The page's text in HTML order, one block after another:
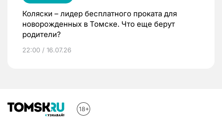
Коляски – лидер бесплатного проката для
новорожденных в Томске. Что еще берут
родители?
22:00 / 16.07.26